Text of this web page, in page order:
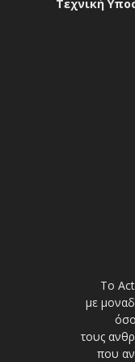
Τεχνική
Το
με
τους
που